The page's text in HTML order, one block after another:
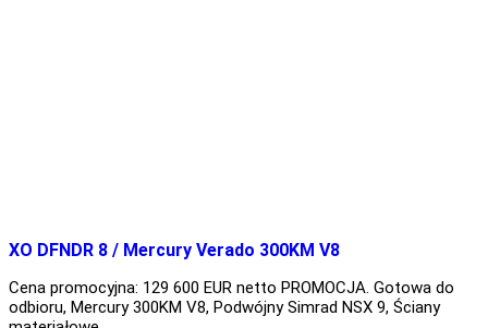
XO DFNDR 8 / Mercury Verado 300KM V8
Cena promocyjna: 129 600 EUR netto PROMOCJA. Gotowa do
odbioru, Mercury 300KM V8, Podwójny Simrad NSX 9, Ściany